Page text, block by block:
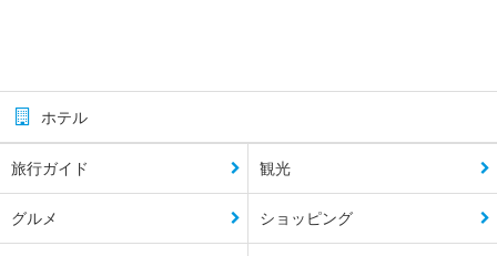
ホテル
旅行ガイド 観光
グルメ ショッピング